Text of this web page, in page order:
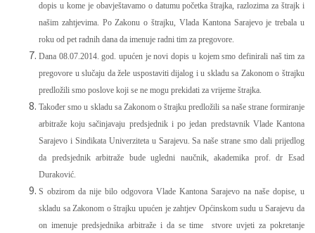
dopis u kome je obavještavamo o datumu početka štrajka, razlozima za štrajk i
našim zahtjevima. Po Zakonu o štrajku, Vlada Kantona Sarajevo je trebala u
roku od pet radnih dana da imenuje radni tim za pregovore.
Dana 08.07.2014. god. upućen je novi dopis u kojem smo definirali naš tim za
pregovore u slučaju da žele uspostaviti dijalog i u skladu sa Zakonom o štrajku
predložili smo poslove koji se ne mogu prekidati za vrijeme štrajka.
Također smo u skladu sa Zakonom o štrajku predložili sa naše strane formiranje
arbitraže koju sačinjavaju predsjednik i po jedan predstavnik Vlade Kantona
Sarajevo i Sindikata Univerziteta u Sarajevu. Sa naše strane smo dali prijedlog
da predsjednik arbitraže bude ugledni naučnik, akademika prof. dr Esad
Duraković.
S obzirom da nije bilo odgovora Vlade Kantona Sarajevo na naše dopise, u
skladu sa Zakonom o štrajku upućen je zahtjev Općinskom sudu u Sarajevu da
on imenuje predsjednika arbitraže i da se time stvore uvjeti za pokretanje